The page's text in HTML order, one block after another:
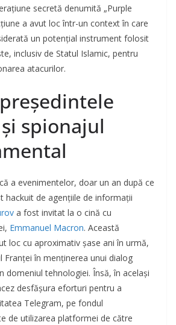
secretă denumită „Purple
a avut loc într-un context în care
un potențial instrument folosit
inclusiv de Statul Islamic, pentru
atacurilor.
spionajul
a evenimentelor, doar un an după ce
hackuit de agențiile de informații
a fost invitat la o cină cu
Emmanuel Macron. Această
loc cu aproximativ șase ani în urmă,
Franței în menținerea unui dialog
domeniul tehnologiei. Însă, în același
desfășura eforturi pentru a
Telegram, pe fondul
de utilizarea platformei de către